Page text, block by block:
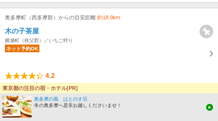
奥多摩町（西多摩郡）からの目安距離 約18.9km
木の子茶屋
横瀬町（秩父郡）／いちご狩り
ネット予約OK
4.2
(口コミ 25件)
“甘くて熟した苺が食べ放題”
去年に続き2回目です 年代物のバスで山の上まで連れて行ってもらえます ヘタの方
東京都の注目の宿・ホテル[PR]
奥多摩の風 はとのす荘
冬の奥多摩へ是非お越しくださいませ！